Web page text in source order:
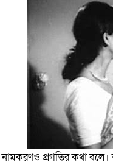
প্রগতির কথা বলে।